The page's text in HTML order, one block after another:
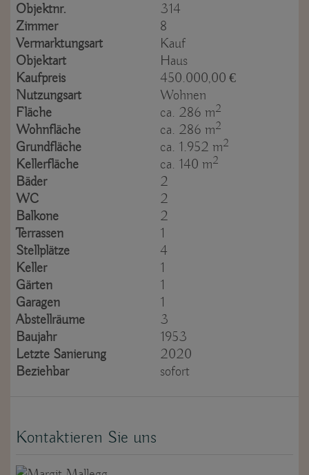
Objektnr.
314
Zimmer
8
Vermarktungsart
Kauf
Objektart
Haus
Kaufpreis
450.000,00 €
Nutzungsart
Wohnen
Fläche
ca. 286 m2
Wohnfläche ca. 286 m2
Grundfläche ca. 1.952 m2
Kellerfläche ca. 140 m2
Bäder
2
WC
2
Balkone
2
Terrassen
1
Stellplätze
4
Keller
1
Gärten
1
Garagen
1
Abstellräume
3
Baujahr
1953
Letzte Sanierung
2020
Beziehbar
sofort
Kontaktieren Sie uns